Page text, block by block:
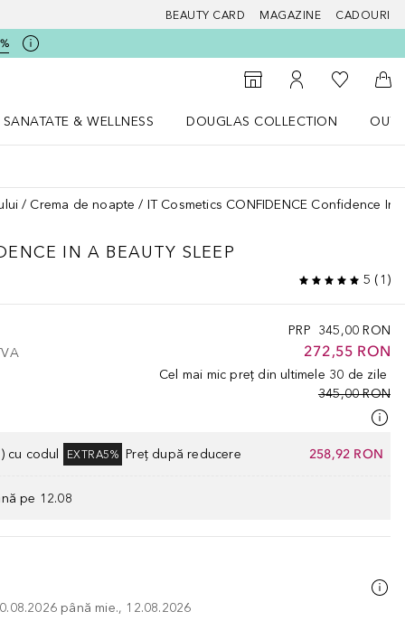
BEAUTY CARD MAGAZINE CADOURI
Către Găsire magazin
Către Contul meu
Către
SANATATE & WELLNESS
DOUGLAS COLLECTION
Crema de noapte IT Cosmetics CONFIDENCE Confidence In
IN A BEAUTY SLEEP
5 ( 1 )
PRP 345,00 RON
272,55 RON
Cel mai mic preț din ultimele 30 de zile
345,00 RON
cu codul EXTRA5% Preț după reducere 258,92 RON
pe 12.08
până mie., 12.08.2026